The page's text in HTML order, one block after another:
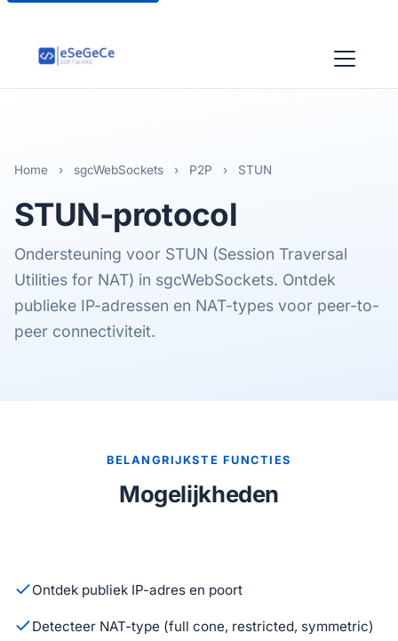
Home › sgcWebSockets › P2P › STUN
STUN-protocol
Ondersteuning voor STUN (Session Traversal
Utilities for NAT) in sgcWebSockets. Ontdek
publieke IP-adressen en NAT-types voor peer-to-
peer connectiviteit.
BELANGRIJKSTE FUNCTIES
Mogelijkheden
Ontdek publiek IP-adres en poort
Detecteer NAT-type (full cone, restricted, symmetric)